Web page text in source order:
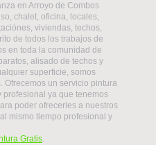
en Arroyo de Combos
chalet, oficina, locales,
viviendas, techos,
de todos los trabajos de
en toda la comunidad de
alisado de techos y
superficie, somos
Ofrecemos un servicio pintura
ya que tenemos
poder ofrecerles a nuestros
mismo tiempo profesional y
Gratis.